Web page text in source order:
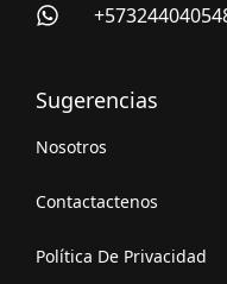
Sugerencias
Nosotros
Contactactenos
Política De Privacidad